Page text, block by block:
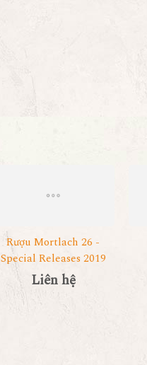
Rượu Mortlach 26 -
Special Releases 2019
Liên hệ